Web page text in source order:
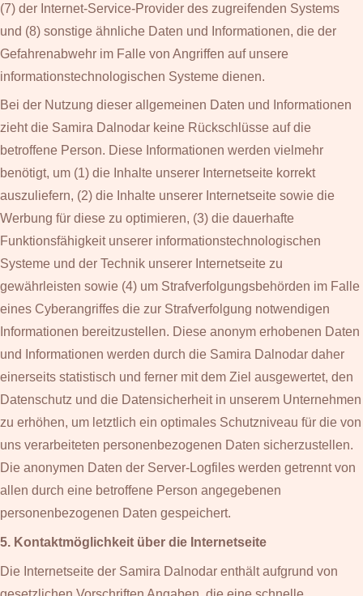
(7) der Internet-Service-Provider des zugreifenden Systems
und (8) sonstige ähnliche Daten und Informationen, die der
Gefahrenabwehr im Falle von Angriffen auf unsere
informationstechnologischen Systeme dienen.
Bei der Nutzung dieser allgemeinen Daten und Informationen
zieht die Samira Dalnodar keine Rückschlüsse auf die
betroffene Person. Diese Informationen werden vielmehr
benötigt, um (1) die Inhalte unserer Internetseite korrekt
auszuliefern, (2) die Inhalte unserer Internetseite sowie die
Werbung für diese zu optimieren, (3) die dauerhafte
Funktionsfähigkeit unserer informationstechnologischen
Systeme und der Technik unserer Internetseite zu
gewährleisten sowie (4) um Strafverfolgungsbehörden im Falle
eines Cyberangriffes die zur Strafverfolgung notwendigen
Informationen bereitzustellen. Diese anonym erhobenen Daten
und Informationen werden durch die Samira Dalnodar daher
einerseits statistisch und ferner mit dem Ziel ausgewertet, den
Datenschutz und die Datensicherheit in unserem Unternehmen
zu erhöhen, um letztlich ein optimales Schutzniveau für die von
uns verarbeiteten personenbezogenen Daten sicherzustellen.
Die anonymen Daten der Server-Logfiles werden getrennt von
allen durch eine betroffene Person angegebenen
personenbezogenen Daten gespeichert.
5. Kontaktmöglichkeit über die Internetseite
Die Internetseite der Samira Dalnodar enthält aufgrund von